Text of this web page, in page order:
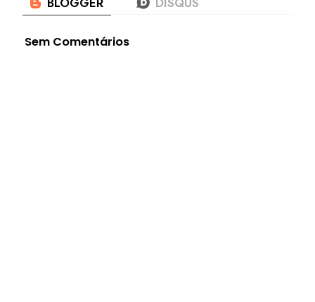
Sem Comentários